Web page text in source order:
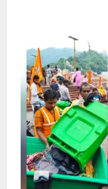
के
खिलाफ
राष्ट्रीय
सावक
मंच
का
तेज